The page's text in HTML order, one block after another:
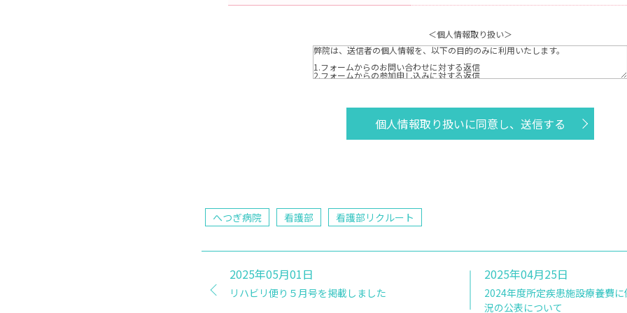
＜個人情報取り扱い＞
個人情報取り扱いに同意し、送信する
へつぎ病院 看護部 看護部リクルート
2025年05月01日
リハビリ便り５月号を掲載しました
2025年04月25日
2024年度所定疾患施設療養費
況の公表について